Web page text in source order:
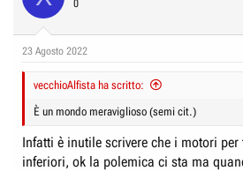
s
0
23 Agosto 2022
vecchioAlfista ha scritto:
È un mondo meraviglioso (semi cit.)
Infatti è inutile scrivere che i motori
inferiori, ok la polemica ci sta ma